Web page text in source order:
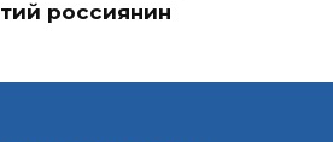
россиянин